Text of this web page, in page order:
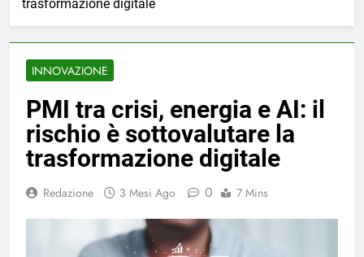
trasformazione digitale
INNOVAZIONE
PMI tra crisi, energia e AI: il
rischio è sottovalutare la
trasformazione digitale
Redazione 3 Mesi Ago 0 7 Mins